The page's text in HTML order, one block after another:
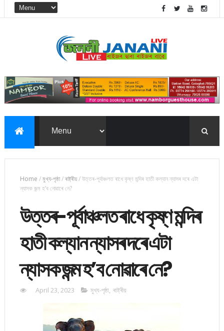
Home /মুখ্য-পৃষ্ঠা/ৰাষ্ট্ৰীয়/উত্তৰ-পূৰ্বাঞ্চলত ৰাধে কৃষ্ণ মন্দিৰ হাতী কল্যান ন্যাসৰ দৰে এটা
ন্যাসক জন্ম হ’ব নোৱাৰে নে?
উত্তৰ-পূৰ্বাঞ্চলত ৰাধে কৃষ্ণ মন্দিৰ
হাতী কল্যান ন্যাসৰ দৰে এটা
ন্যাসক জন্ম হ’ব নোৱাৰে নে?
April 23, 2023 মুখ্য-পৃষ্ঠা ৰাষ্ট্ৰীয়